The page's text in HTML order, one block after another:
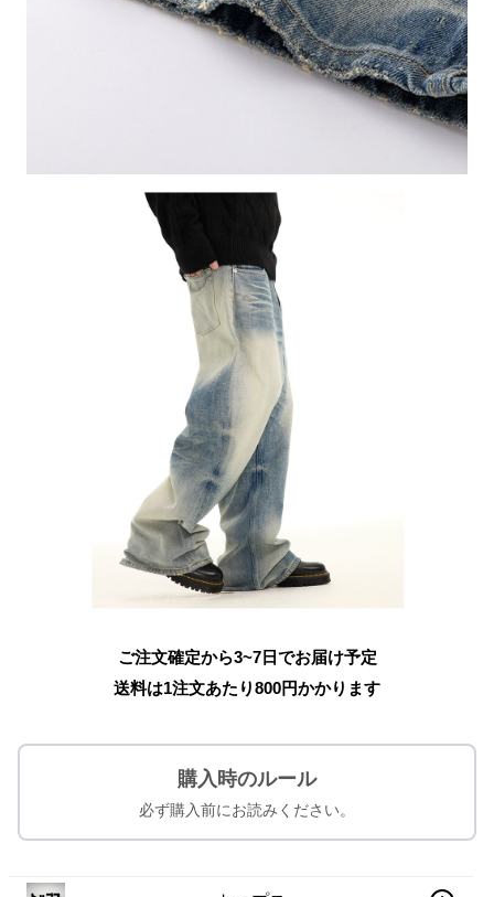
ご注文確定から3~7日でお届け予定
送料は1注文あたり800円かかります
購入時のルール
必ず購入前にお読みください。